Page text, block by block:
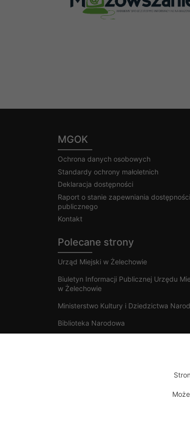
MGOK
Ochrona danych osobowych
Standardy ochrony małoletnich
Deklaracja dostępności
Raport o stanie zapewniania
publicznego
Kontakt
Polecane strony
Urząd Miejski w Żelechowie
Biuletyn Informacji Publicznej Urzędu
w Żelechowie
Ministerstwo Kultury i Dziedzictwa
Biblioteka Narodowa